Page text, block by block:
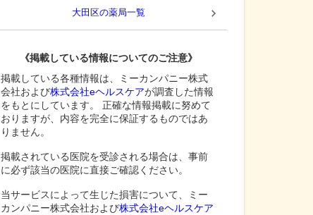
大田区の薬局一覧
《掲載している情報についてのご注意》
掲載している各種情報は、ミーカンパニー株式
会社および株式会社eヘルスケアが調査した情報
をもとにしています。 正確な情報掲載に努めて
おりますが、内容を完全に保証するものではあ
りません。
掲載されている医院を受診される場合は、事前
に必ず該当の医院に直接ご確認ください。
当サービスによって生じた損害について、ミー
カンパニー株式会社および株式会社eヘルスケア